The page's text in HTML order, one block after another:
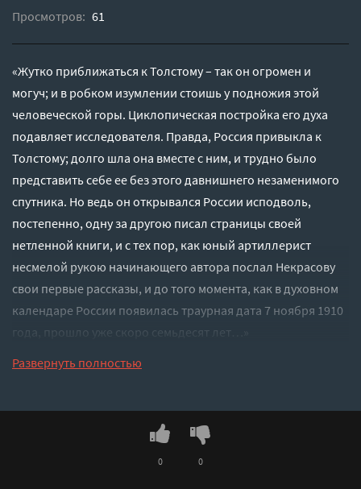
Просмотров: 61
«Жутко приближаться к Толстому – так он огромен и
могуч; и в робком изумлении стоишь у подножия этой
человеческой горы. Циклопическая постройка его духа
подавляет исследователя. Правда, Россия привыкла к
Толстому; долго шла она вместе с ним, и трудно было
представить себе ее без этого давнишнего незаменимого
спутника. Но ведь он открывался России исподволь,
постепенно, одну за другою писал страницы своей
нетленной книги, и с тех пор, как юный артиллерист
несмелой рукою начинающего автора послал Некрасову
свои первые рассказы, и до того момента, как в духовном
календаре России появилась траурная дата 7 ноября 1910
года, прошло уже скоро семьдесят лет…»
Развернуть полностью
0 0